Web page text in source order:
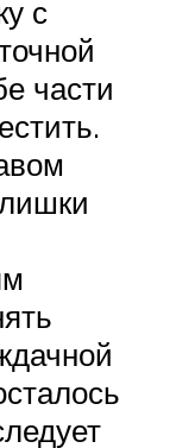
с
части